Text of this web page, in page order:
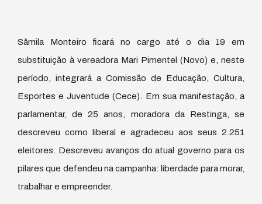
Sâmila Monteiro ficará no cargo até o dia 19 em
substituição à vereadora Mari Pimentel (Novo) e, neste
período, integrará a Comissão de Educação, Cultura,
Esportes e Juventude (Cece). Em sua manifestação, a
parlamentar, de 25 anos, moradora da Restinga, se
descreveu como liberal e agradeceu aos seus 2.251
eleitores. Descreveu avanços do atual governo para os
pilares que defendeu na campanha: liberdade para morar,
trabalhar e empreender.